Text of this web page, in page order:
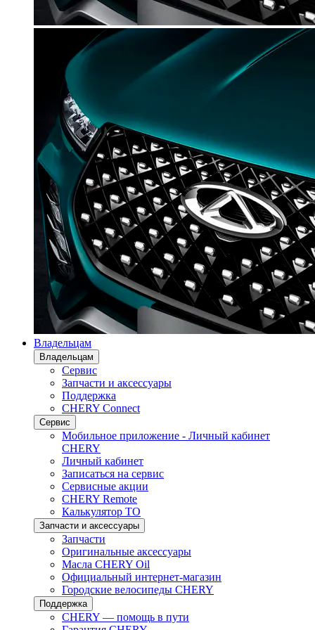
Владельцам
Владельцам
Сервис
Запчасти и аксессуары
Поддержка
CHERY Connect
Сервис
Мобильное приложение - Личный кабинет
CHERY
Личный кабинет
Записаться на сервис
Сервисные акции
CHERY Remote
Калькулятор ТО
Запчасти и аксессуары
Запчасти
Оригинальные аксессуары
Масла CHERY Oil
Официальный интернет-магазин
Городские велосипеды CHERY
Поддержка
CHERY — помощь в пути